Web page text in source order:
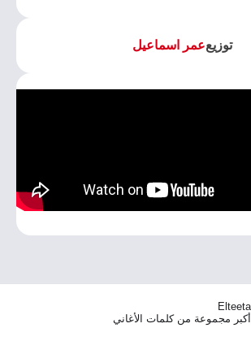
توزيععمر اسماعيل
Elteeta
أكبر مجموعة من كلمات الأغاني